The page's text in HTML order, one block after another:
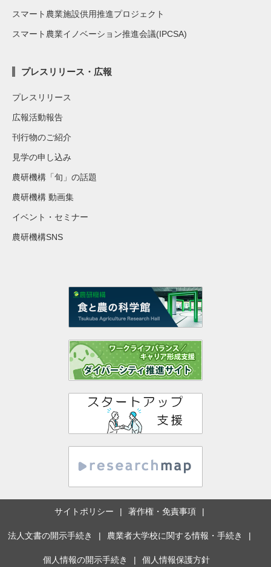
スマート農業施設供用推進プロジェクト
スマート農業イノベーション推進会議(IPCSA)
プレスリリース・広報
プレスリリース
広報活動報告
刊行物のご紹介
見学の申し込み
農研機構「旬」の話題
農研機構 動画集
イベント・セミナー
農研機構SNS
サイトポリシー 著作権・免責事項
法人文書の開示手続き 農業者大学校に関する情報・手続き
個人情報の開示手続き 個人情報保護方針